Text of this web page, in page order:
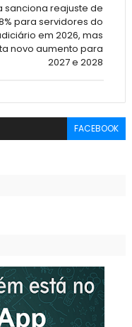
sanciona reajuste de
para servidores do
em 2026, mas
novo aumento para
2027 e 2028
FACEBOOK